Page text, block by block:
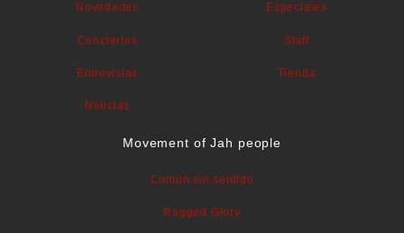
Novedades
Conciertos
Entrevistas
Noticias
Especiales
Staff
Tienda
Movement of Jah people
Común sin sentido
Ragged Glory